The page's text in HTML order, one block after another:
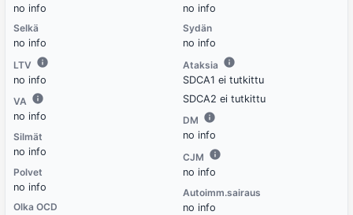
no info
Selkä
no info
LTV
no info
VA
no info
Silmät
no info
Polvet
no info
Olka OCD
no info
Sydän
no info
Ataksia
SDCA1 ei tutkittu
SDCA2 ei tutkittu
DM
no info
CJM
no info
Autoimm.sairaus
no info